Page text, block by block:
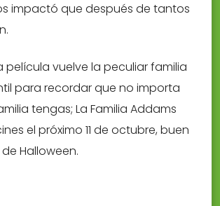
impactó que después de tantos
película vuelve la peculiar familia
para recordar que no importa
tengas; La Familia Addams
el próximo 11 de octubre, buen
Halloween.